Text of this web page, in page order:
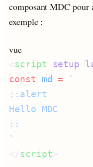
composant MDC
exemple :
vue
<script setup
const md =
</script